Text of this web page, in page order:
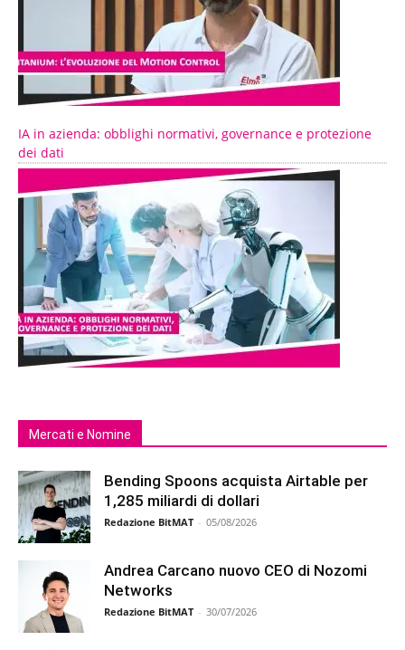
IA in azienda: obblighi normativi, governance e protezione
dei dati
Mercati e Nomine
Bending Spoons acquista Airtable per
1,285 miliardi di dollari
Redazione BitMAT - 05/08/2026
Andrea Carcano nuovo CEO di Nozomi
Networks
Redazione BitMAT - 30/07/2026